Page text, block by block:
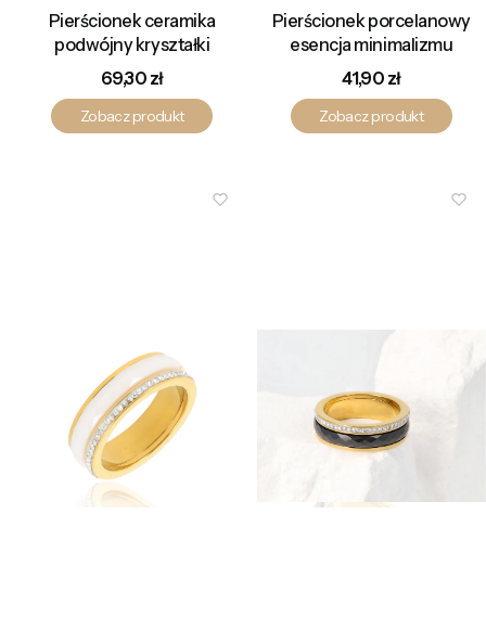
Pierścionek ceramika
podwójny kryształki
Cena
69,30 zł
Zobacz produkt
Pierścionek porcelanowy
esencja minimalizmu
Cena
41,90 zł
Zobacz produkt